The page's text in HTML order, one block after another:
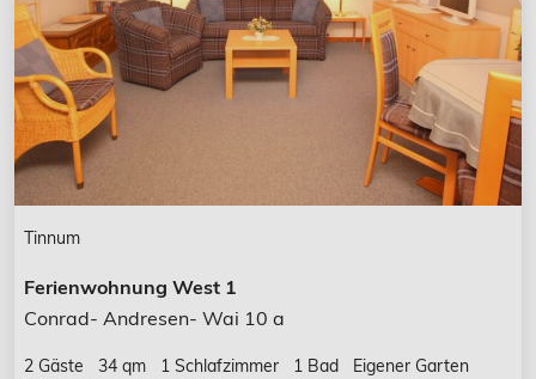
Tinnum
Ferienwohnung West 1
Conrad- Andresen- Wai 10 a
2 Gäste 34 qm 1 Schlafzimmer 1 Bad
Eigener Garten